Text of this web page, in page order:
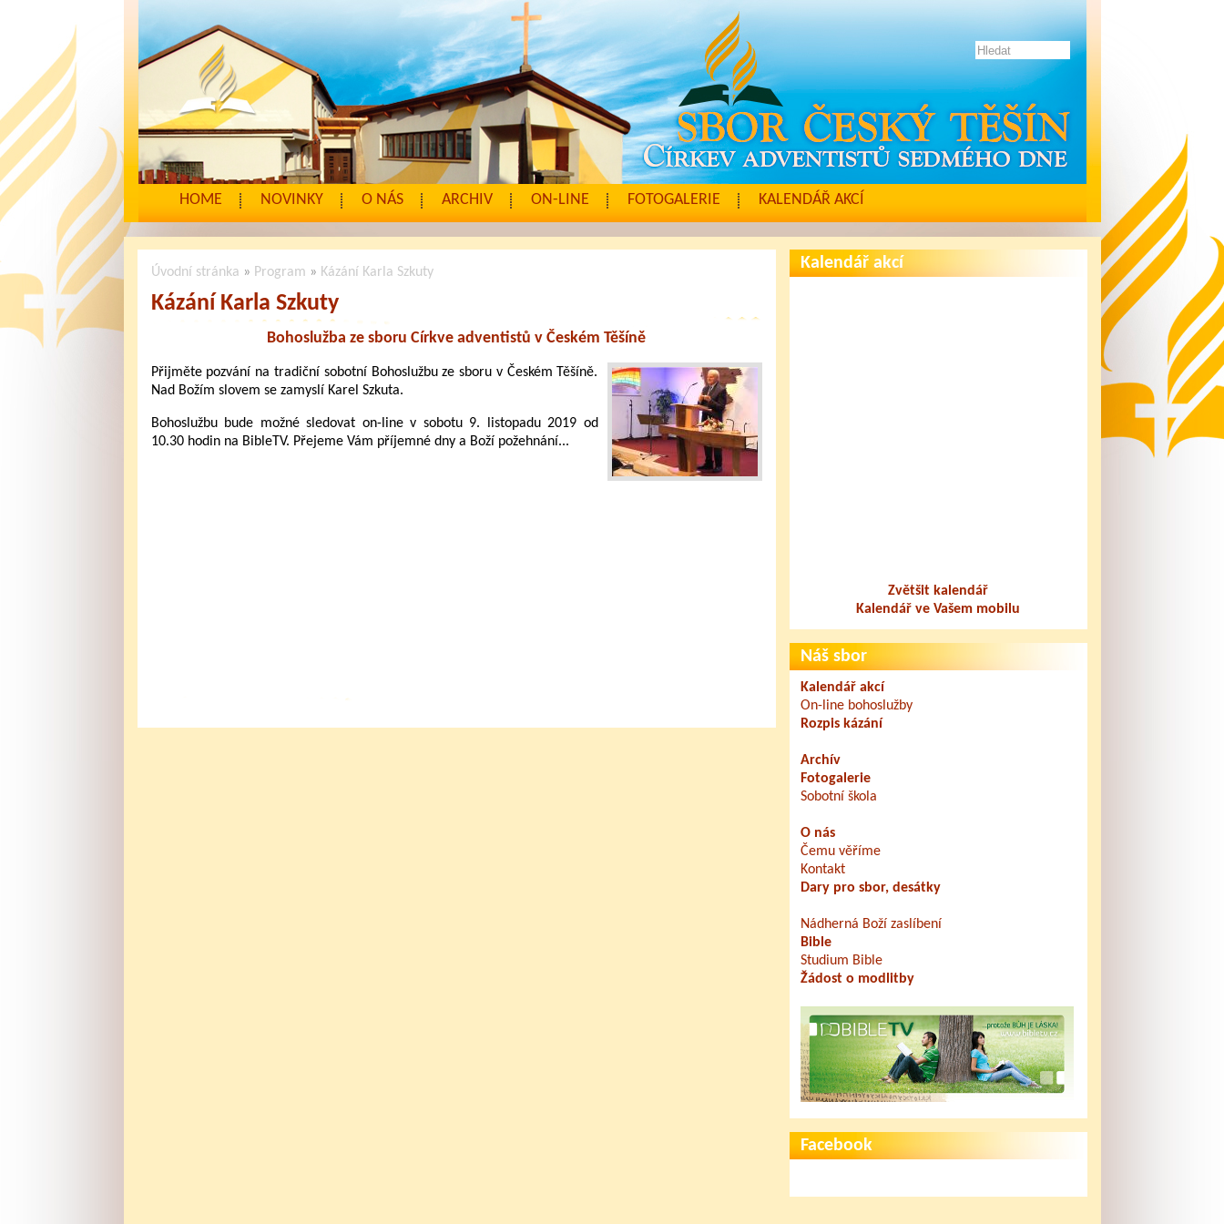
HOME NOVINKY O NÁS ARCHIV ON-LINE FOTOGALERIE KALENDÁŘ AKCÍ
Úvodní stránka » Program » Kázání Karla Szkuty
Kázání Karla Szkuty
Bohoslužba ze sboru Církve adventistů v Českém Těšíně
Přijměte pozvání na tradiční sobotní Bohoslužbu ze sboru v Českém Těšíně.
Nad Božím slovem se zamyslí Karel Szkuta.
Bohoslužbu bude možné sledovat on-line v sobotu 9. listopadu 2019 od
10.30 hodin na BibleTV. Přejeme Vám příjemné dny a Boží požehnání...
Kalendář akcí
Zvětšit kalendář
Kalendář ve Vašem mobilu
Náš sbor
Kalendář akcí
On-line bohoslužby
Rozpis kázání
Archív
Fotogalerie
Sobotní škola
O nás
Čemu věříme
Kontakt
Dary pro sbor, desátky
Nádherná Boží zaslíbení
Bible
Studium Bible
Žádost o modlitby
Facebook